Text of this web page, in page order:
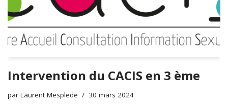
Intervention du CACIS en 3 ème
par Laurent Mesplede 30 mars 2024